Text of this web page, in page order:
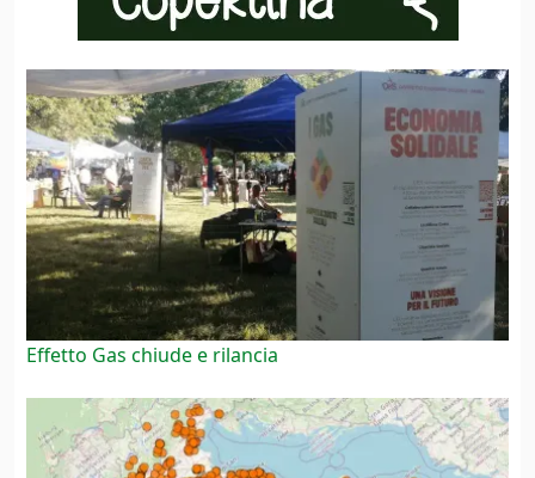
Effetto Gas chiude e rilancia